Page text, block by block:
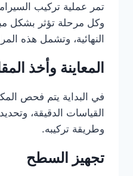
تمر عملية تركيب
وكل مرحلة تؤثر بشكل
النهائية، وتشمل هذه
المعاينة وأخذ
في البداية يتم فحص
القياسات الدقيقة،
وطريقة تركيبه.
تجهيز السطح